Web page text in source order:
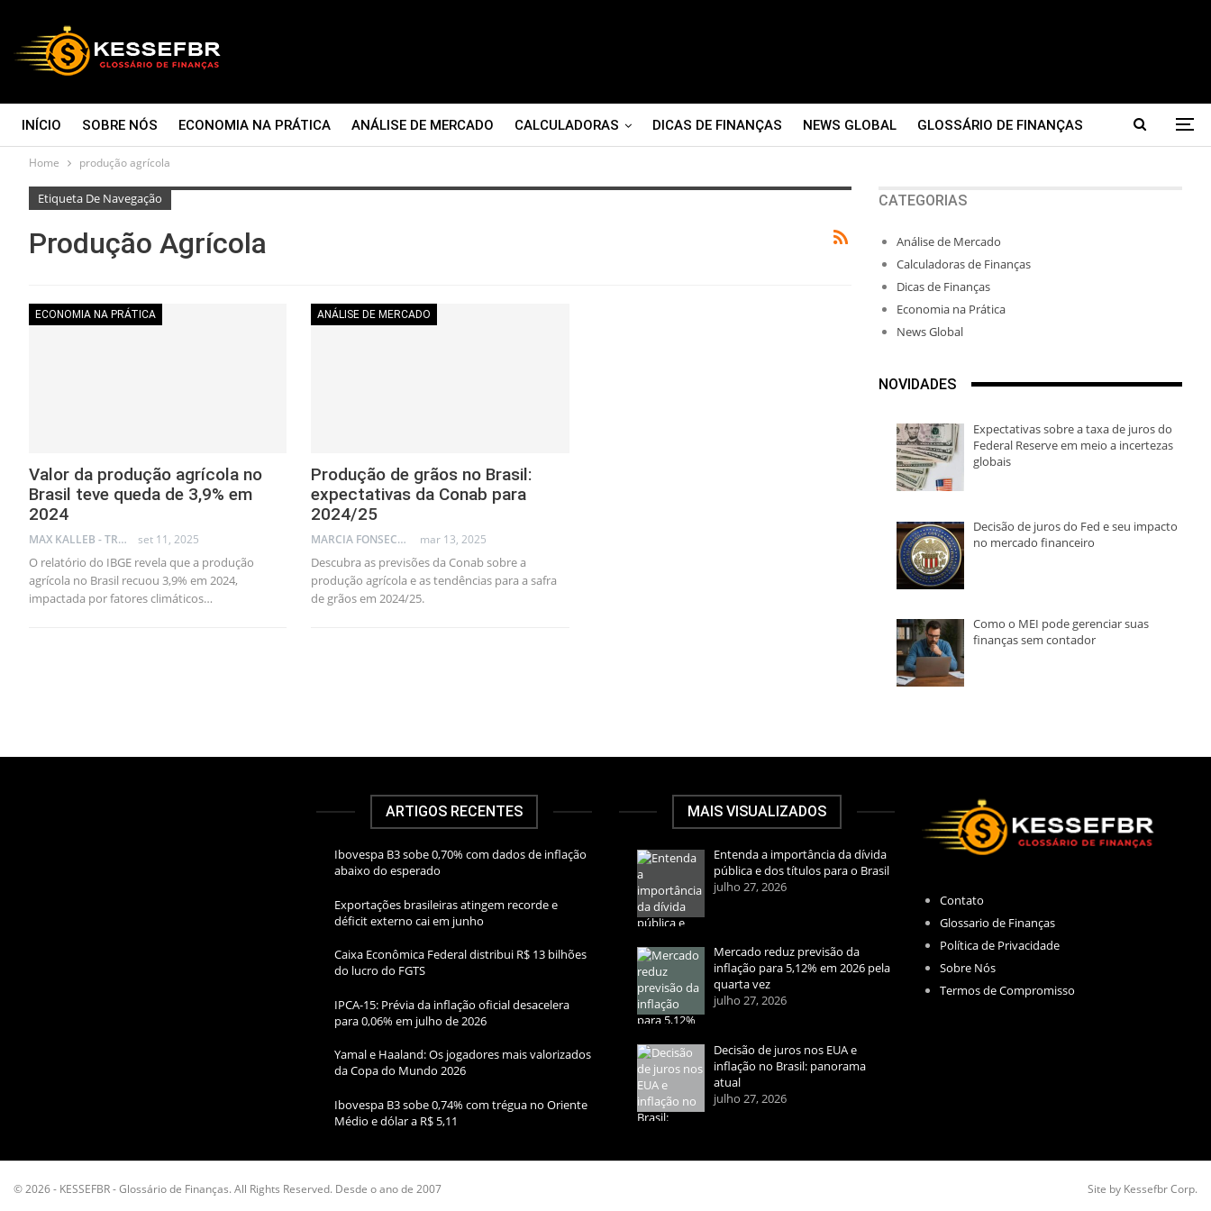
INÍCIO SOBRE NÓS ECONOMIA NA PRÁTICA ANÁLISE DE MERCADO CALCULADORAS DICAS DE FINANÇAS NEWS GLOBAL GLOSSÁRIO DE FINANÇAS
CONTATO
Home produção agrícola
Etiqueta De Navegação
Produção Agrícola
ECONOMIA NA PRÁTICA
Valor da produção agrícola no
Brasil teve queda de 3,9% em
2024
MAX KALLEB - TRADER set 11, 2025
O relatório do IBGE revela que a produção
agrícola no Brasil recuou 3,9% em 2024,
impactada por fatores climáticos…
ANÁLISE DE MERCADO
Produção de grãos no Brasil:
expectativas da Conab para
2024/25
MARCIA FONSECA - FINANCIAL CONSULTANT mar 13, 2025
Descubra as previsões da Conab sobre a
produção agrícola e as tendências para a safra
de grãos em 2024/25.
CATEGORIAS
Análise de Mercado
Calculadoras de Finanças
Dicas de Finanças
Economia na Prática
News Global
NOVIDADES
Expectativas sobre a taxa de juros do
Federal Reserve em meio a incertezas
globais
Decisão de juros do Fed e seu impacto
no mercado financeiro
Como o MEI pode gerenciar suas
finanças sem contador
ARTIGOS RECENTES
Ibovespa B3 sobe 0,70% com dados de inflação
abaixo do esperado
Exportações brasileiras atingem recorde e
déficit externo cai em junho
Caixa Econômica Federal distribui R$ 13 bilhões
do lucro do FGTS
IPCA-15: Prévia da inflação oficial desacelera
para 0,06% em julho de 2026
Yamal e Haaland: Os jogadores mais valorizados
da Copa do Mundo 2026
Ibovespa B3 sobe 0,74% com trégua no Oriente
Médio e dólar a R$ 5,11
MAIS VISUALIZADOS
Entenda a importância da dívida
pública e dos títulos para o Brasil
julho 27, 2026
Mercado reduz previsão da
inflação para 5,12% em 2026 pela
quarta vez
julho 27, 2026
Decisão de juros nos EUA e
inflação no Brasil: panorama
atual
julho 27, 2026
Contato
Glossario de Finanças
Política de Privacidade
Sobre Nós
Termos de Compromisso
© 2026 - KESSEFBR - Glossário de Finanças. All Rights Reserved. Desde o ano de 2007 Site by Kessefbr Corp.